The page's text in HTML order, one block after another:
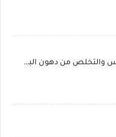
كيف أستخدم قشور الرمان في التخسيس والتخلص من دهون البطن